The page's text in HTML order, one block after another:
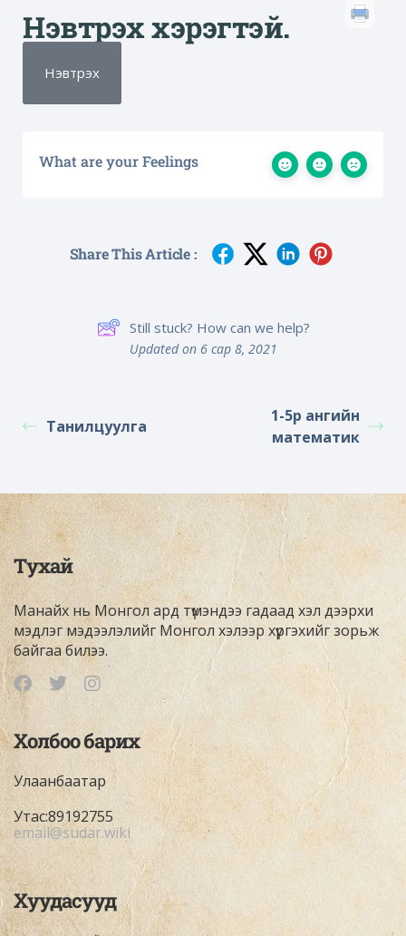
Нэвтрэх хэрэгтэй.
Нэвтрэх
What are your Feelings
Share This Article :
Still stuck? How can we help?
Updated on 6 сар 8, 2021
Танилцуулга
1-5р ангийн
математик
Тухай
Манайх нь Монгол ард түмэндээ гадаад хэл дээрхи
мэдлэг мэдээлэлийг Монгол хэлээр хүргэхийг зорьж
байгаа билээ.
Холбоо барих
Улаанбаатар
Утас:89192755
email@sudar.wiki
Хуудасууд